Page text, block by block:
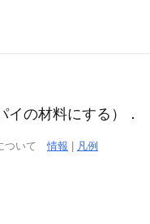
の材料にする） ．
について情報 凡例